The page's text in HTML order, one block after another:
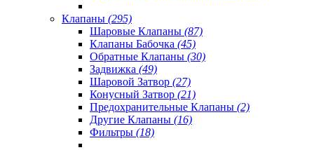
Клапаны (295)
Шаровые Клапаны (87)
Клапаны Бабочка (45)
Обратные Клапаны (30)
Задвижка (49)
Шаровой Затвор (27)
Конусный Затвор (21)
Предохранительные Клапаны (2)
Другие Клапаны (16)
Фильтры (18)